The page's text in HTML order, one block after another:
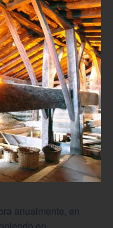
anualmente, en